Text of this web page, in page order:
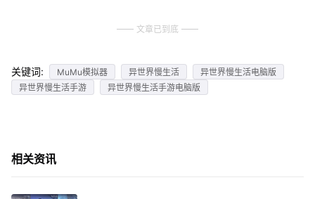
文章已到底
关键词: MuMu模拟器 异世界慢生活
异世界慢生活电脑版
异世界慢生活手游
异世界慢生活手游电脑版
相关资讯